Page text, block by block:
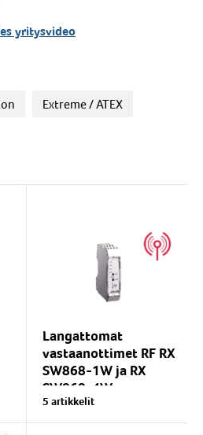
yritysvideo
Extreme / ATEX
Langattomat
vastaanottimet RF RX
SW868-1W ja RX
SW868-4W
Langaton sWave®-
tekniikka
5 artikkelit